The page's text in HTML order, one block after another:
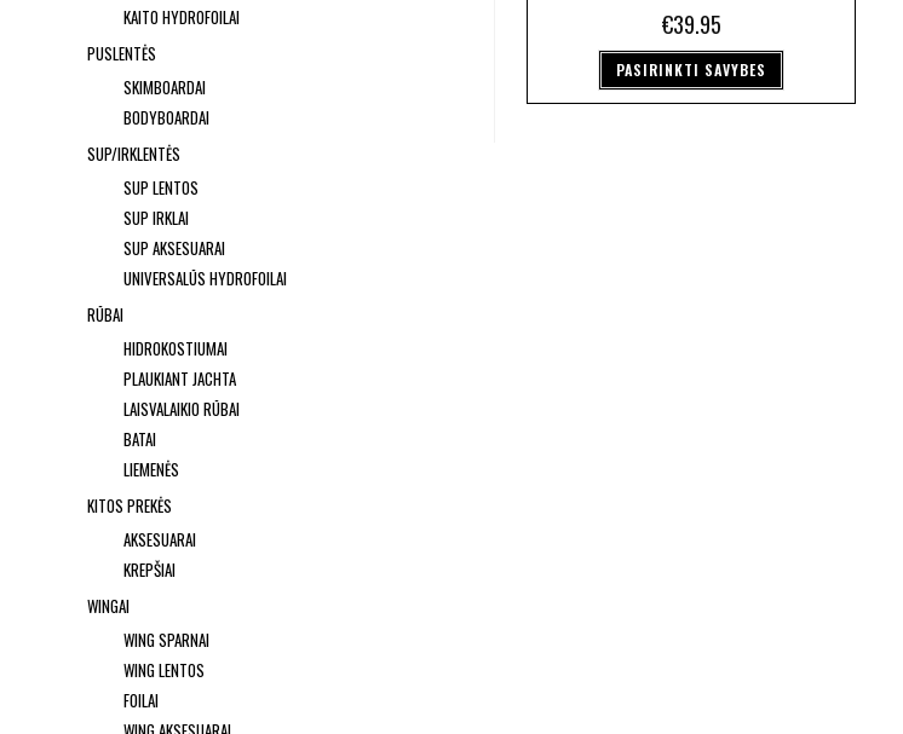
€39.95
PASIRINKTI SAVYBES
KAITO HYDROFOILAI
PUSLENTĖS
SKIMBOARDAI
BODYBOARDAI
SUP/IRKLENTĖS
SUP LENTOS
SUP IRKLAI
SUP AKSESUARAI
UNIVERSALŪS HYDROFOILAI
RŪBAI
HIDROKOSTIUMAI
PLAUKIANT JACHTA
LAISVALAIKIO RŪBAI
BATAI
LIEMENĖS
KITOS PREKĖS
AKSESUARAI
KREPŠIAI
WINGAI
WING SPARNAI
WING LENTOS
FOILAI